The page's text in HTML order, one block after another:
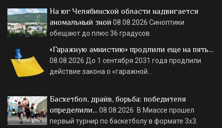
На юг Челябинской области надвигается
аномальный зной 08.08.2026 Синоптики
обещают до плюс 36 градусов.
«Гаражную амнистию» продлили еще на пять…
08.08.2026 До 1 сентября 2031 года продлили
действие закона о «гаражной…
Баскетбол, драйв, борьба: победителя
определили…08.08.2026 В Миассе прошел
первый турнир по баскетболу в формате 3х3.